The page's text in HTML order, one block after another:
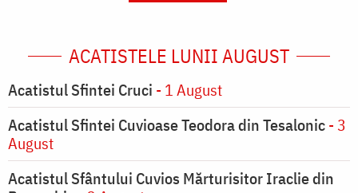
ACATISTELE LUNII AUGUST
Acatistul Sfintei Cruci - 1 August
Acatistul Sfintei Cuvioase Teodora din Tesalonic- 3
August
Acatistul Sfântului Cuvios Mărturisitor Iraclie din